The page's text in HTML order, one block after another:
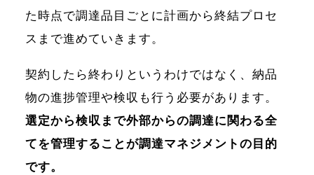
た時点で調達品目ごとに計画から終結プロセ
スまで進めていきます。
契約したら終わりというわけではなく、納品
物の進捗管理や検収も行う必要があります。
選定から検収まで外部からの調達に関わる全
てを管理することが調達マネジメントの目的
です。